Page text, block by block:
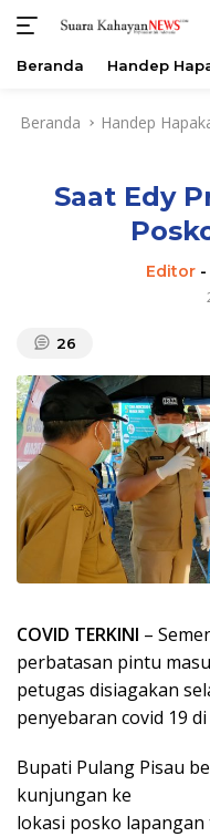
Beranda Handep
Beranda Handep
Saat Edy
Editor-
26
COVID TERKINI –
perbatasan pintu
petugas disiagakan
penyebaran covid 19
Bupati Pulang Pisau
kunjungan ke
lokasi posko